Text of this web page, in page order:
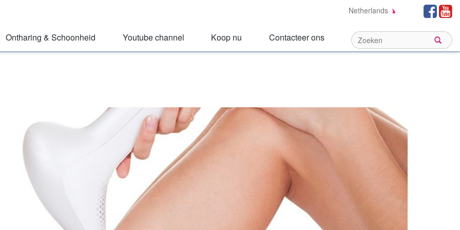
Social
Links:
Netherlands
Ontharing & Schoonheid Youtube channel Koop nu Contacteer ons